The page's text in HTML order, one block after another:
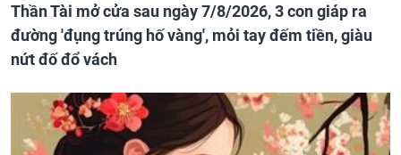
Thần Tài mở cửa sau ngày 7/8/2026, 3 con giáp ra
đường 'đụng trúng hố vàng', mỏi tay đếm tiền, giàu
nứt đố đổ vách